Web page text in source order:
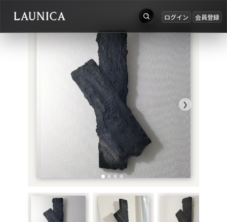
ログイン 会員登録
Search
作品＋アーティスト
アーティスト
例：作品名 / アーティスト名 / @ユーザー名 / タグ
出品
お知らせ
ログイン
会員登録 ❯